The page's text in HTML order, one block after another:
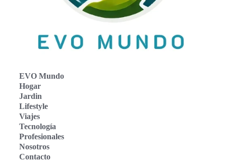
EVO Mundo
Hogar
Jardin
Lifestyle
Viajes
Tecnología
Profesionales
Nosotros
Contacto